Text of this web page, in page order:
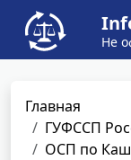
Не
Главная
ГУФССП
ОСП по